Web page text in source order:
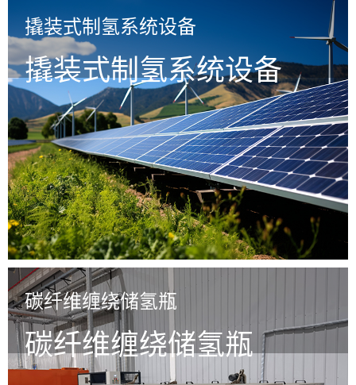
撬装式制氢系统设备
撬装式制氢系统设备
碳纤维缠绕储氢瓶
碳纤维缠绕储氢瓶